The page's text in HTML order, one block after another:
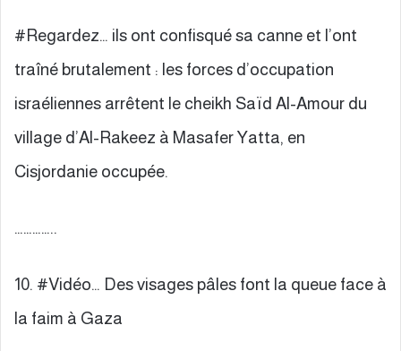
#Regardez… ils ont confisqué sa canne et l’ont
traîné brutalement : les forces d’occupation
israéliennes arrêtent le cheikh Saïd Al-Amour du
village d’Al-Rakeez à Masafer Yatta, en
Cisjordanie occupée.
…………..
10. #Vidéo… Des visages pâles font la queue face à
la faim à Gaza